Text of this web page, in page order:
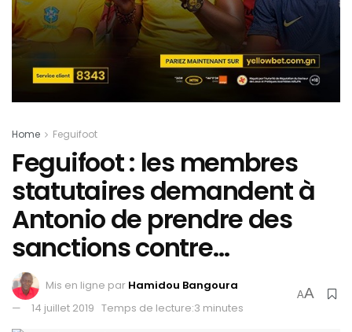
Home Feguifoot
Feguifoot : les membres
statutaires demandent à
Antonio de prendre des
sanctions contre…
Mis en ligne par Hamidou Bangoura
14 juillet 2019 Temps de lecture:3 minutes
AA